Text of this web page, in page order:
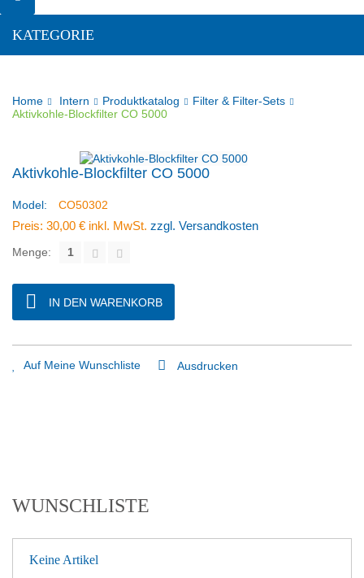
KATEGORIE
Home Intern Produktkatalog
Filter & Filter-Sets
Aktivkohle-Blockfilter CO 5000
Aktivkohle-Blockfilter CO 5000
Model: CO50302
Preis: 30,00 € inkl. MwSt. zzgl. Versandkosten
Menge:
IN DEN WARENKORB
Auf Meine Wunschliste Ausdrucken
WUNSCHLISTE
Keine Artikel